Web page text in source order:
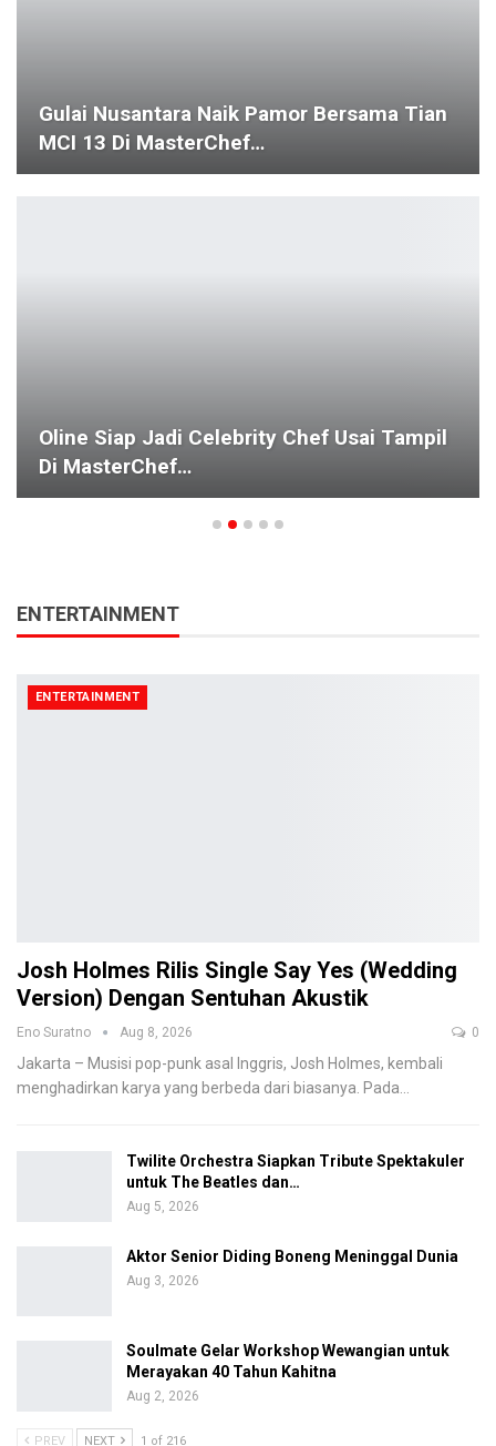
Aidea Weeks 2025 Bahas Peran AI Dalam
Karier, Seni, Dan…
Tanur Muthmainnah Tour Sukses Gelar
Tanur Warriors Umroh…
ENTERTAINMENT
ENTERTAINMENT
Josh Holmes Rilis Single Say Yes (Wedding
Version) Dengan Sentuhan Akustik
Eno Suratno Aug 8, 2026 0
Jakarta – Musisi pop-punk asal Inggris, Josh Holmes, kembali
menghadirkan karya yang berbeda dari biasanya. Pada
Twilite Orchestra Siapkan Tribute Spektakuler
untuk The Beatles dan…
Aug 5, 2026
Aktor Senior Diding Boneng Meninggal Dunia
Aug 3, 2026
Soulmate Gelar Workshop Wewangian untuk
Merayakan 40 Tahun Kahitna
Aug 2, 2026
PREV NEXT 1 of 216